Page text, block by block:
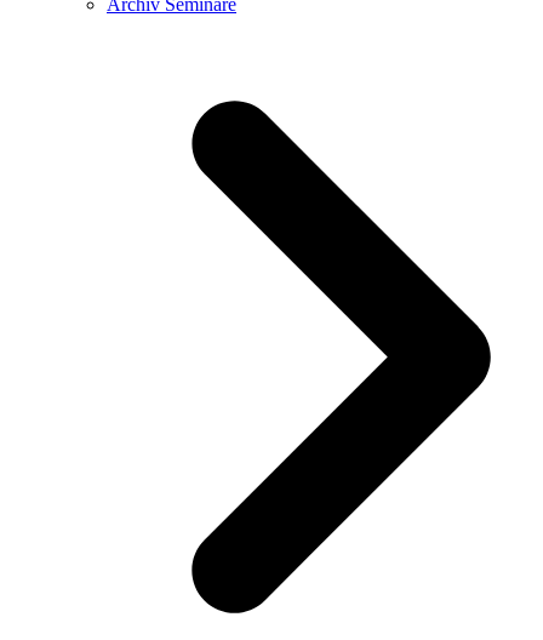
Archiv Seminare